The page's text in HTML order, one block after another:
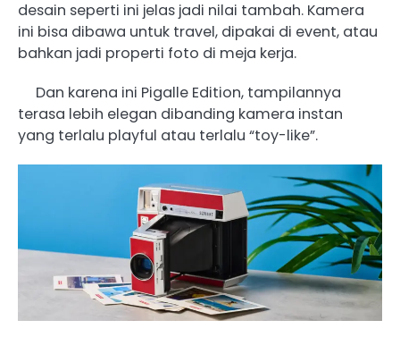
desain seperti ini jelas jadi nilai tambah. Kamera
ini bisa dibawa untuk travel, dipakai di event, atau
bahkan jadi properti foto di meja kerja.
Dan karena ini Pigalle Edition, tampilannya
terasa lebih elegan dibanding kamera instan
yang terlalu playful atau terlalu “toy-like”.